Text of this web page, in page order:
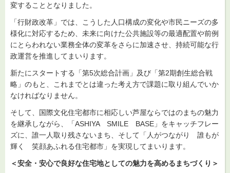
変することとなりました。
「行財政改革」では、こうした人口構成の変化や市民ニーズの多
様化に対応するため、未来に向けた公共施設等の最適配置や前例
にとらわれない業務全体の変革をさらに加速させ、持続可能な行
政運営を推進してまいります。
新たにスタートする「第5次総合計画」及び「第2期創生総合戦
略」のもと、これまでとは違った考え方で課題に取り組んでいか
なければなりません。
そして、国際文化住宅都市に相応しい芦屋ならではのまちの魅力
を継承しながら、「ASHIYA SMILE BASE」をキャッチフレー
ズに、誰一人取り残さないまち、そして「人がつながり 誰もが
輝く 笑顔あふれる住宅都市」を実現してまいります。
＜安全・安心で良好な住宅地としての魅力を高めるまちづくり＞